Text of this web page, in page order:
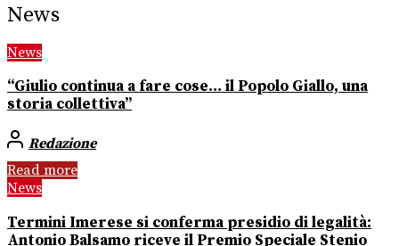
News
News
“Giulio continua a fare cose… il Popolo Giallo, una
storia collettiva”
Redazione
Read more
News
Termini Imerese si conferma presidio di legalità:
Antonio Balsamo riceve il Premio Speciale Stenio